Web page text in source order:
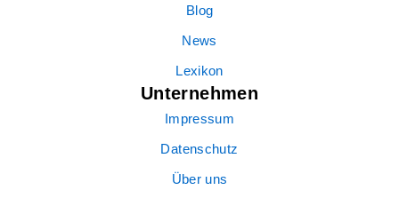
Blog
News
Lexikon
Unternehmen
Impressum
Datenschutz
Über uns